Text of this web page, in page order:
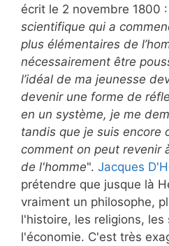
écrit le 2 novembre 1800
scientifique qui a
plus élémentaires de
nécessairement être
l’idéal de ma jeunesse
devenir une forme de
en un système, je me
tandis que je suis encore
comment on peut revenir
de l'homme". Jacques
prétendre que jusque là
vraiment un philosophe,
l'histoire, les religions, les
l'économie. C'est très